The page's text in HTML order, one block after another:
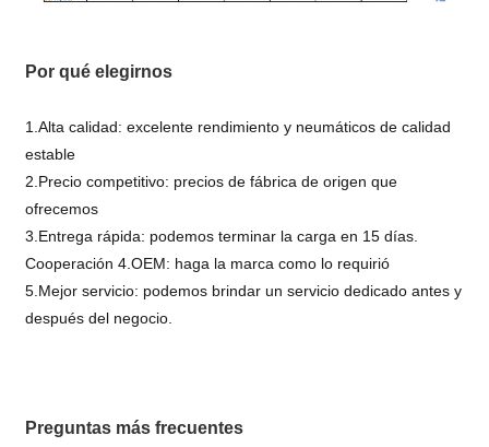
Por qué elegirnos
1.Alta calidad: excelente rendimiento y neumáticos de calidad
estable
2.Precio competitivo: precios de fábrica de origen que
ofrecemos
3.Entrega rápida: podemos terminar la carga en 15 días.
Cooperación 4.OEM: haga la marca como lo requirió
5.Mejor servicio: podemos brindar un servicio dedicado antes y
después del negocio.
Preguntas más frecuentes